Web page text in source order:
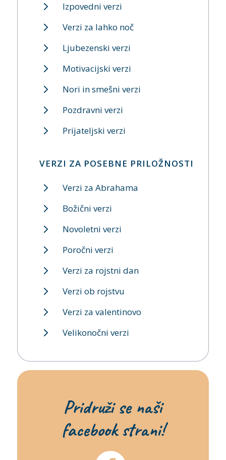
Izpovedni verzi
Verzi za lahko noč
Ljubezenski verzi
Motivacijski verzi
Nori in smešni verzi
Pozdravni verzi
Prijateljski verzi
VERZI ZA POSEBNE PRILOŽNOSTI
Verzi za Abrahama
Božični verzi
Novoletni verzi
Poročni verzi
Verzi za rojstni dan
Verzi ob rojstvu
Verzi za valentinovo
Velikonočni verzi
Pridruži se naši
facebook strani!